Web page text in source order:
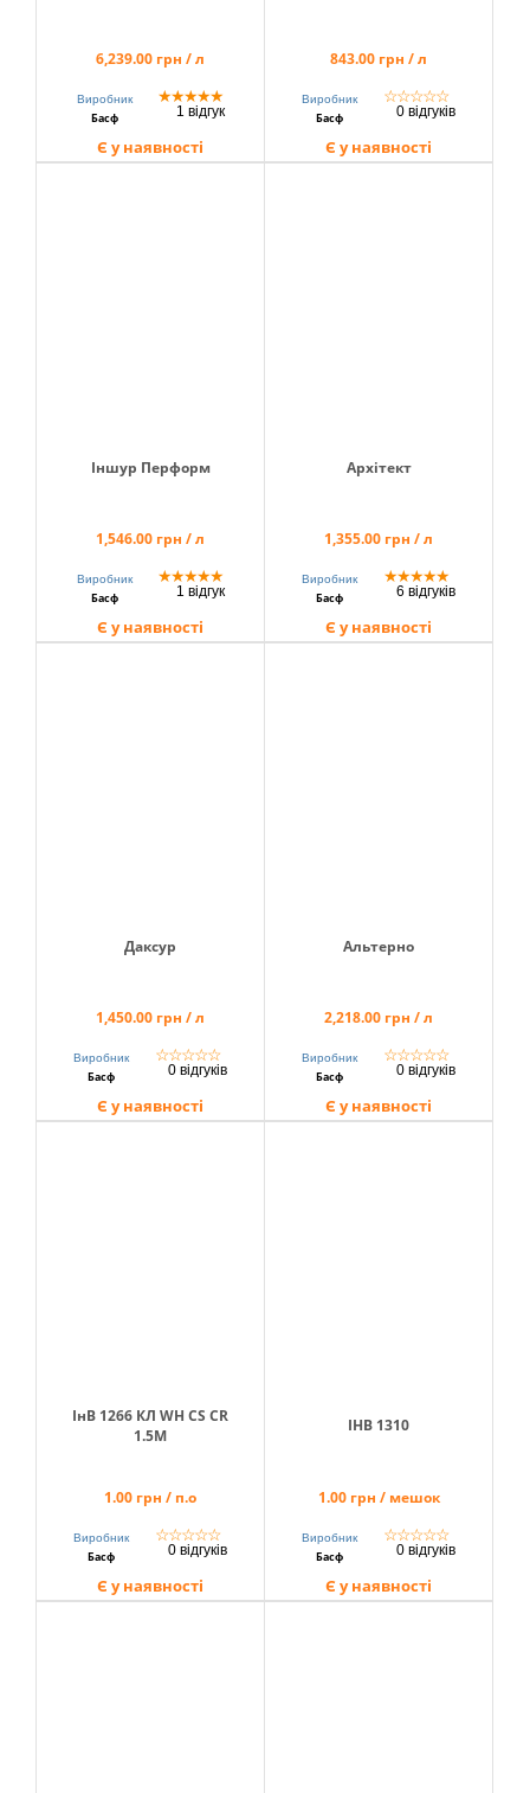
6,239.00 грн / л
Виробник
Басф
★★★★★
1 відгук
Є у наявності
843.00 грн / л
Виробник
Басф
☆☆☆☆☆
0 відгуків
Є у наявності
Іншур Перформ
1,546.00 грн / л
Виробник
Басф
★★★★★
1 відгук
Є у наявності
Архітект
1,355.00 грн / л
Виробник
Басф
★★★★★
6 відгуків
Є у наявності
Даксур
1,450.00 грн / л
Виробник
Басф
☆☆☆☆☆
0 відгуків
Є у наявності
Альтерно
2,218.00 грн / л
Виробник
Басф
☆☆☆☆☆
0 відгуків
Є у наявності
ІнВ 1266 КЛ WH CS CR
1.5M
1.00 грн / п.о
Виробник
Басф
☆☆☆☆☆
0 відгуків
Є у наявності
ІНВ 1310
1.00 грн / мешок
Виробник
Басф
☆☆☆☆☆
0 відгуків
Є у наявності